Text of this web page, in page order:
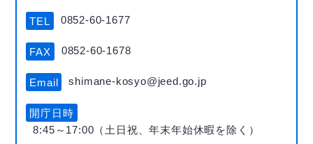
TEL 0852-60-1677
FAX 0852-60-1678
Email shimane-kosyo@jeed.go.jp
開庁日時
8:45～17:00（土日祝、年末年始休暇を除く）